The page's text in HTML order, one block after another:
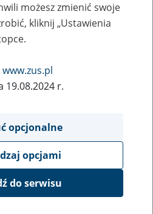
- zakładanie profili
firmy
eZUS
możesz zmienić swoje
kliknij „Ustawienia
19.08.2024 r.
opcjonalne
opcjami
do serwisu